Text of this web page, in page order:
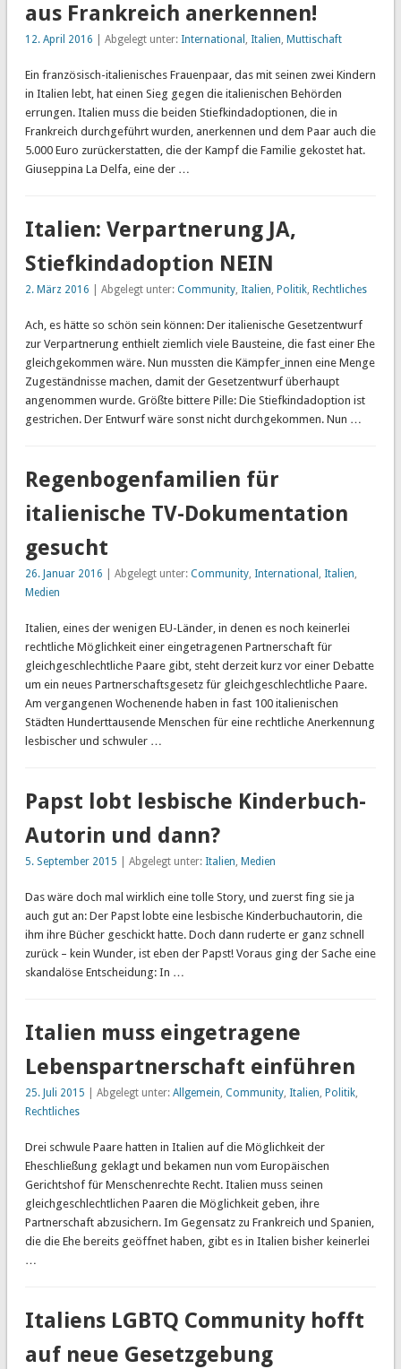
aus Frankreich anerkennen!
12. April 2016 | Abgelegt unter: International , Italien, Muttischaft
Ein französisch-italienisches Frauenpaar, das mit seinen zwei Kindern
in Italien lebt, hat einen Sieg gegen die italienischen Behörden
errungen. Italien muss die beiden Stiefkindadoptionen, die in
Frankreich durchgeführt wurden, anerkennen und dem Paar auch die
5.000 Euro zurückerstatten, die der Kampf die Familie gekostet hat.
Giuseppina La Delfa, eine der …
Italien: Verpartnerung JA,
Stiefkindadoption NEIN
2. März 2016 | Abgelegt unter: Community, Italien, Politik, Rechtliches
Ach, es hätte so schön sein können: Der italienische Gesetzentwurf
zur Verpartnerung enthielt ziemlich viele Bausteine, die fast einer Ehe
gleichgekommen wäre. Nun mussten die Kämpfer_innen eine Menge
Zugeständnisse machen, damit der Gesetzentwurf überhaupt
angenommen wurde. Größte bittere Pille: Die Stiefkindadoption ist
gestrichen. Der Entwurf wäre sonst nicht durchgekommen. Nun …
Regenbogenfamilien für
italienische TV-Dokumentation
gesucht
26. Januar 2016 | Abgelegt unter: Community, International , Italien,
Medien
Italien, eines der wenigen EU-Länder, in denen es noch keinerlei
rechtliche Möglichkeit einer eingetragenen Partnerschaft für
gleichgeschlechtliche Paare gibt, steht derzeit kurz vor einer Debatte
um ein neues Partnerschaftsgesetz für gleichgeschlechtliche Paare.
Am vergangenen Wochenende haben in fast 100 italienischen
Städten Hunderttausende Menschen für eine rechtliche Anerkennung
lesbischer und schwuler …
Papst lobt lesbische Kinderbuch-
Autorin und dann?
5. September 2015 | Abgelegt unter: Italien, Medien
Das wäre doch mal wirklich eine tolle Story, und zuerst fing sie ja
auch gut an: Der Papst lobte eine lesbische Kinderbuchautorin, die
ihm ihre Bücher geschickt hatte. Doch dann ruderte er ganz schnell
zurück – kein Wunder, ist eben der Papst! Voraus ging der Sache eine
skandalöse Entscheidung: In …
Italien muss eingetragene
Lebenspartnerschaft einführen
25. Juli 2015 | Abgelegt unter: Allgemein, Community, Italien, Politik,
Rechtliches
Drei schwule Paare hatten in Italien auf die Möglichkeit der
Eheschließung geklagt und bekamen nun vom Europäischen
Gerichtshof für Menschenrechte Recht. Italien muss seinen
gleichgeschlechtlichen Paaren die Möglichkeit geben, ihre
Partnerschaft abzusichern. Im Gegensatz zu Frankreich und Spanien,
die die Ehe bereits geöffnet haben, gibt es in Italien bisher keinerlei
…
Italiens LGBTQ Community hofft
auf neue Gesetzgebung